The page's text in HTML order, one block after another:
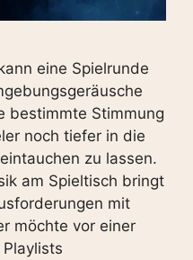
eine Spielrunde
bestimmte Stimmung
noch tiefer in die
zu lassen.
am Spieltisch bringt
mit
möchte vor einer